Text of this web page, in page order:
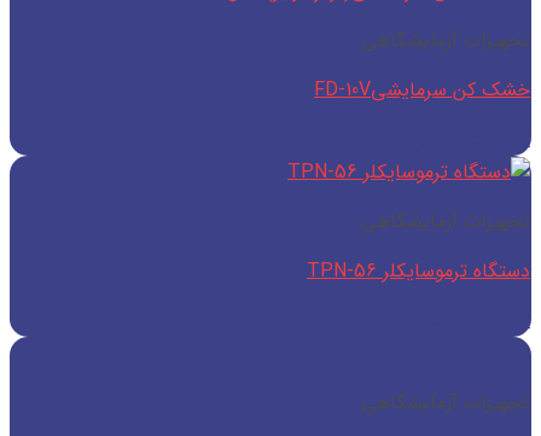
تجهیزات آزمایشگاهی
خشک کن سرمایشیFD-10V
اطلاعات بیشتر
تجهیزات آزمایشگاهی
دستگاه ترموسایکلر TPN-56
اطلاعات بیشتر
تجهیزات آزمایشگاهی